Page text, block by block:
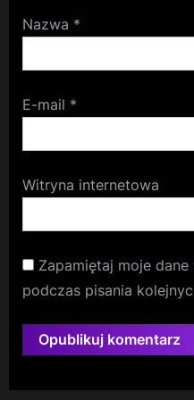
Nazwa *
E-mail *
Witryna internetowa
Zapamiętaj moje
podczas pisania